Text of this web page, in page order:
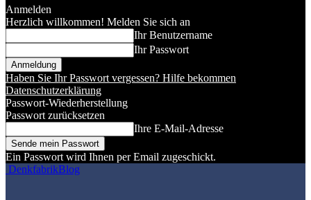
Anmelden
Herzlich willkommen! Melden Sie sich an
Ihr Benutzername
Ihr Passwort
Haben Sie Ihr Passwort vergessen? Hilfe bekommen
Datenschutzerklärung
Passwort-Wiederherstellung
Passwort zurücksetzen
Ihre E-Mail-Adresse
Ein Passwort wird Ihnen per Email zugeschickt.
DenkfabrikBlog